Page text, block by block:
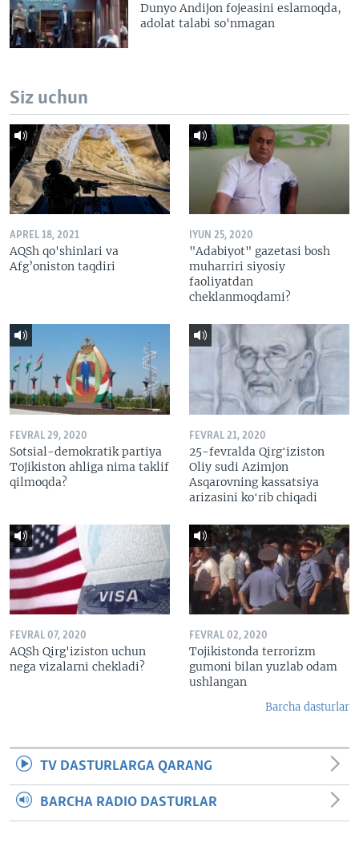
Dunyo Andijon fojeasini eslamoqda,
adolat talabi so'nmagan
Siz uchun
APREL 18, 2021
AQSh qo'shinlari va
Afg’oniston taqdiri
IYUN 25, 2020
"Adabiyot" gazetasi bosh
muharriri siyosiy
faoliyatdan
cheklanmoqdami?
FEVRAL 29, 2020
Sotsial-demokratik partiya
Tojikiston ahliga nima taklif
qilmoqda?
FEVRAL 21, 2020
25-fevralda Qirgʻiziston
Oliy sudi Azimjon
Asqarovning kassatsiya
arizasini koʻrib chiqadi
FEVRAL 07, 2020
AQSh Qirg'iziston uchun
nega vizalarni chekladi?
FEVRAL 02, 2020
Tojikistonda terrorizm
gumoni bilan yuzlab odam
ushlangan
Barcha dasturlar
TV DASTURLARGA QARANG
BARCHA RADIO DASTURLAR